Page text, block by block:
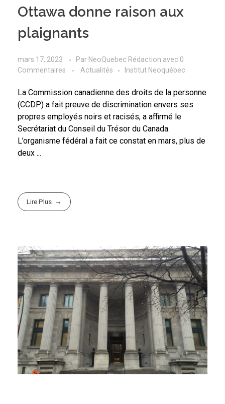
Ottawa donne raison aux
plaignants
mars 17, 2023 Par NeoQuebec Rédaction avec 0
Commentaires
Actualités Institut Neoquébec
La Commission canadienne des droits de la personne
(CCDP) a fait preuve de discrimination envers ses
propres employés noirs et racisés, a affirmé le
Secrétariat du Conseil du Trésor du Canada.
L’organisme fédéral a fait ce constat en mars, plus de
deux ...
Lire Plus